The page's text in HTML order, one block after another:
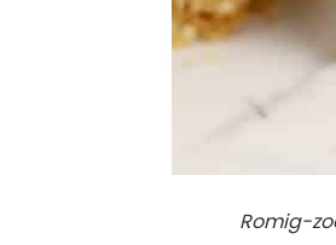
Romig-